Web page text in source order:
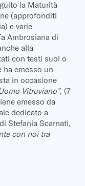
la Maturità
(approfonditi
e varie
Ambrosiana di
alla
con testi suoi o
ha emesso un
in occasione
Vitruviano”, (7
emesso da
dedicato a
Stefania Scarnati,
con noi tra